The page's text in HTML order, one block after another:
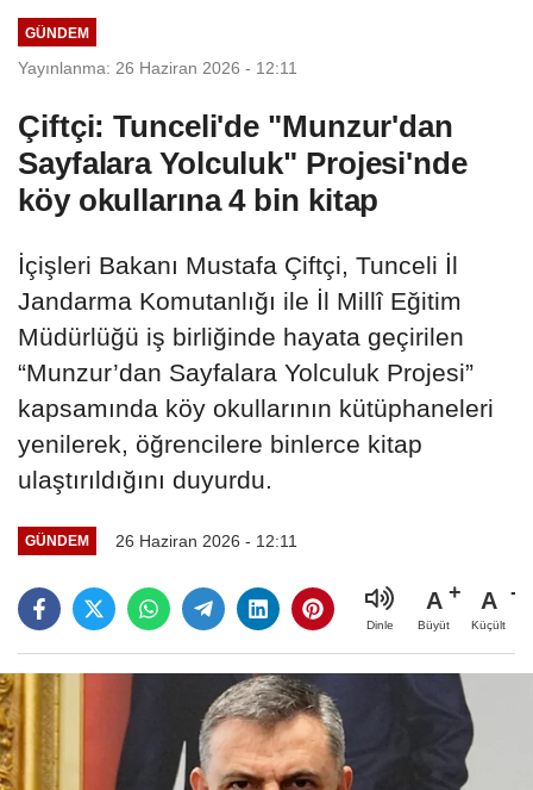
GÜNDEM
Yayınlanma: 26 Haziran 2026 - 12:11
Çiftçi: Tunceli'de "Munzur'dan
Sayfalara Yolculuk" Projesi'nde
köy okullarına 4 bin kitap
İçişleri Bakanı Mustafa Çiftçi, Tunceli İl
Jandarma Komutanlığı ile İl Millî Eğitim
Müdürlüğü iş birliğinde hayata geçirilen
“Munzur’dan Sayfalara Yolculuk Projesi”
kapsamında köy okullarının kütüphaneleri
yenilerek, öğrencilere binlerce kitap
ulaştırıldığını duyurdu.
GÜNDEM 26 Haziran 2026 - 12:11
Dinle
A
Büyüt
A
Küçült